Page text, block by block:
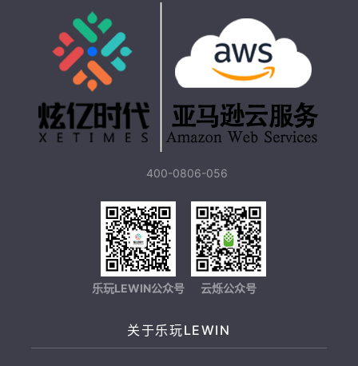
400-0806-056
乐玩LEWIN公众号 云烁公众号
关于乐玩LEWIN